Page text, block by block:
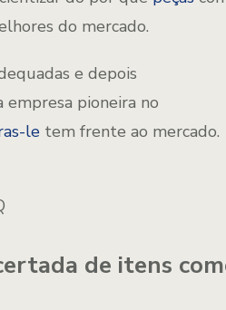
do mercado.
e depois
empresa pioneira no
le tem frente ao mercado.
de itens